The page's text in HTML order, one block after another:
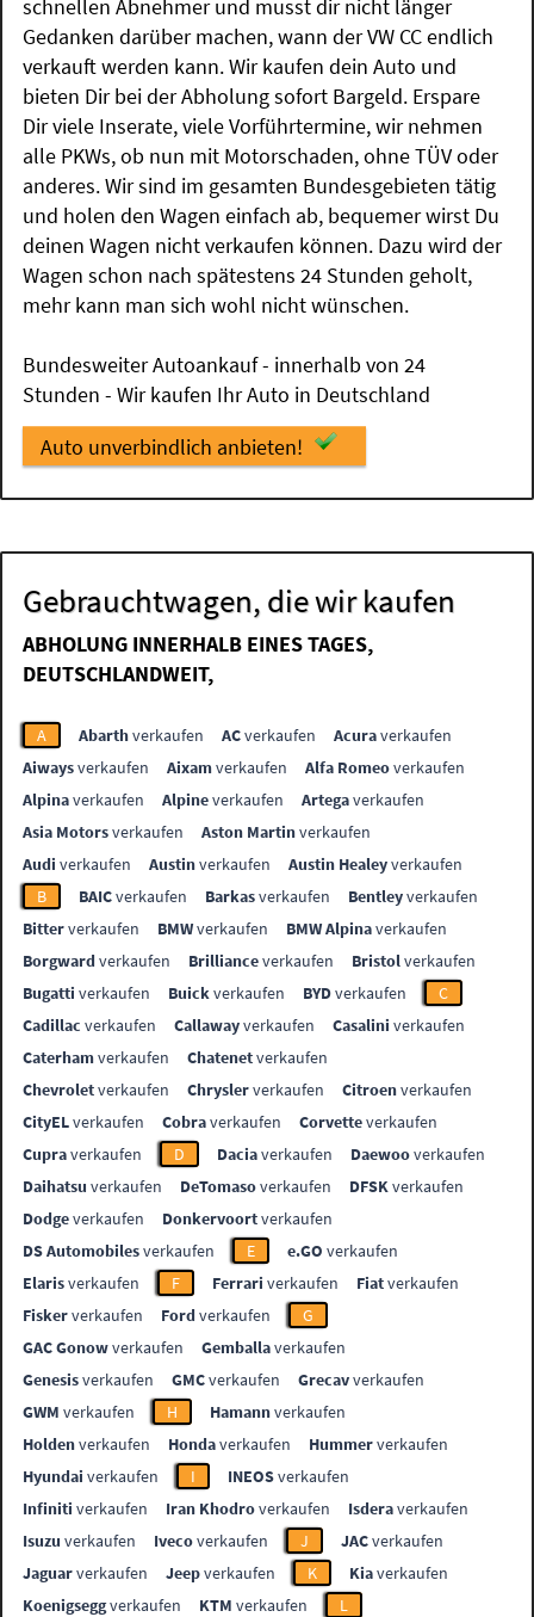
schnellen Abnehmer und musst dir nicht länger
Gedanken darüber machen, wann der VW CC endlich
verkauft werden kann. Wir kaufen dein Auto und
bieten Dir bei der Abholung sofort Bargeld. Erspare
Dir viele Inserate, viele Vorführtermine, wir nehmen
alle PKWs, ob nun mit Motorschaden, ohne TÜV oder
anderes. Wir sind im gesamten Bundesgebieten tätig
und holen den Wagen einfach ab, bequemer wirst Du
deinen Wagen nicht verkaufen können. Dazu wird der
Wagen schon nach spätestens 24 Stunden geholt,
mehr kann man sich wohl nicht wünschen.
Bundesweiter Autoankauf - innerhalb von 24
Stunden - Wir kaufen Ihr Auto in Deutschland
Auto unverbindlich anbieten!
Gebrauchtwagen, die wir kaufen
ABHOLUNG INNERHALB EINES TAGES,
DEUTSCHLANDWEIT,
A Abarthverkaufen ACverkaufen Acuraverkaufen
Aiwaysverkaufen Aixamverkaufen Alfa Romeoverkaufen
Alpinaverkaufen Alpineverkaufen Artegaverkaufen
Asia Motorsverkaufen Aston Martinverkaufen
Audi verkaufen Austinverkaufen Austin Healeyverkaufen
B
BAICverkaufen Barkasverkaufen Bentleyverkaufen
Bitterverkaufen BMWverkaufen BMW Alpinaverkaufen
Borgwardverkaufen Brillianceverkaufen Bristolverkaufen
Bugatti verkaufen Buickverkaufen BYDverkaufen
C
Cadillac verkaufen Callawayverkaufen Casalini verkaufen
Caterhamverkaufen Chatenetverkaufen
Chevroletverkaufen Chryslerverkaufen Citroenverkaufen
CityELverkaufen Cobraverkaufen Corvetteverkaufen
Cupraverkaufen D Daciaverkaufen Daewooverkaufen
Daihatsu verkaufen DeTomasoverkaufen DFSKverkaufen
Dodgeverkaufen Donkervoortverkaufen
DS Automobilesverkaufen E e.GO verkaufen
Elarisverkaufen F Ferrari verkaufen Fiatverkaufen
Fiskerverkaufen Fordverkaufen
G
GAC Gonowverkaufen Gemballaverkaufen
Genesisverkaufen GMCverkaufen Grecavverkaufen
GWM verkaufen H Hamannverkaufen
Holdenverkaufen Hondaverkaufen Hummerverkaufen
Hyundai verkaufen I INEOSverkaufen
Infiniti verkaufen Iran Khodroverkaufen Isderaverkaufen
Isuzu verkaufen Ivecoverkaufen J JACverkaufen
Jaguarverkaufen Jeepverkaufen K Kiaverkaufen
Koenigseggverkaufen KTM verkaufen
L